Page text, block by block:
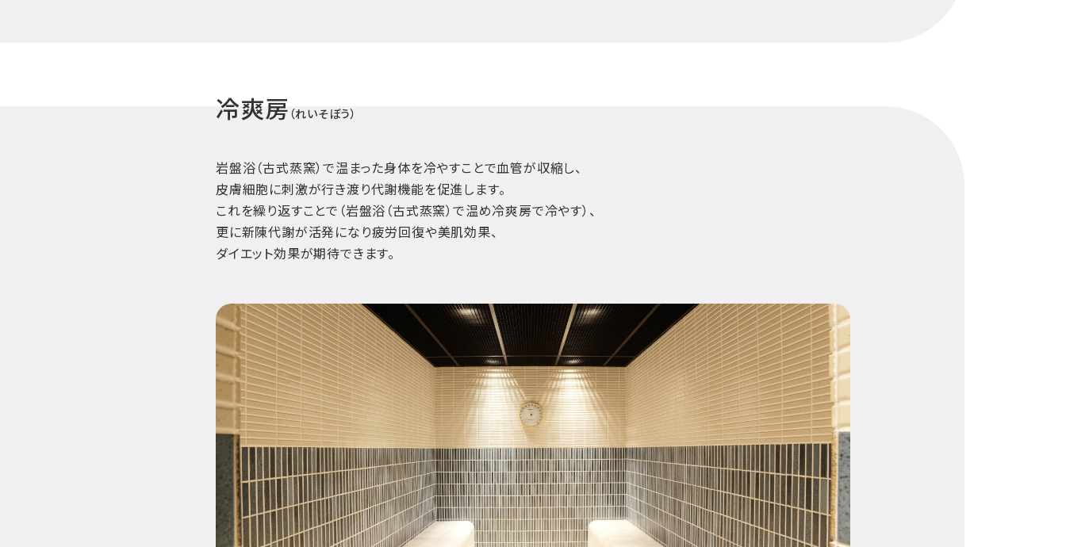
冷爽房 （れいそぼう）
岩盤浴（古式蒸窯）で温まった身体を冷やすことで血管が収縮し、
皮膚細胞に刺激が行き渡り代謝機能を促進します。
これを繰り返すことで（岩盤浴（古式蒸窯）で温め冷爽房で冷やす）、
更に新陳代謝が活発になり疲労回復や美肌効果、
ダイエット効果が期待できます。